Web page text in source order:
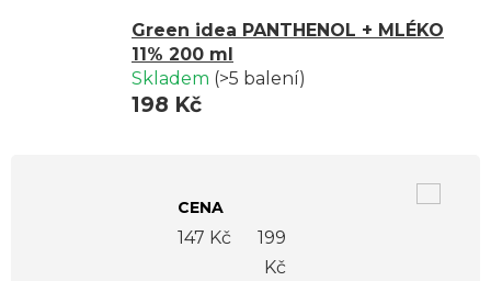
Green idea PANTHENOL + MLÉKO
11% 200 ml
Skladem (>5 balení)
198 Kč
CENA
147 Kč
199
Kč